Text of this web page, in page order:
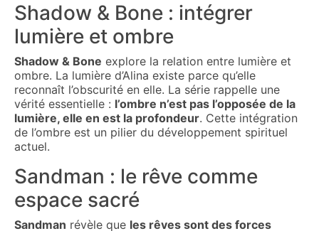
Shadow & Bone : intégrer
lumière et ombre
Shadow & Bone explore la relation entre lumière et
ombre. La lumière d’Alina existe parce qu’elle
reconnaît l’obscurité en elle. La série rappelle une
vérité essentielle : l’ombre n’est pas l’opposée de la
lumière, elle en est la profondeur. Cette intégration
de l’ombre est un pilier du développement spirituel
actuel.
Sandman : le rêve comme
espace sacré
Sandman révèle que les rêves sont des forces